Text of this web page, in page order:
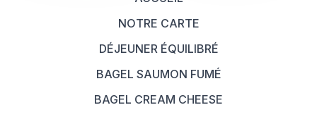
NOTRE CARTE
DÉJEUNER ÉQUILIBRÉ
BAGEL SAUMON FUMÉ
BAGEL CREAM CHEESE